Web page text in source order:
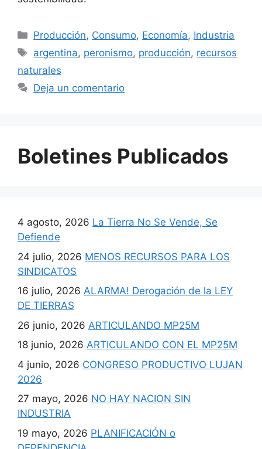
Producción, Consumo, Economía, Industria
argentina, peronismo, producción, recursos
naturales
Deja un comentario
Boletines Publicados
4 agosto, 2026 La Tierra No Se Vende, Se
Defiende
24 julio, 2026 MENOS RECURSOS PARA LOS
SINDICATOS
16 julio, 2026 ALARMA! Derogación de la LEY
DE TIERRAS
26 junio, 2026 ARTICULANDO MP25M
18 junio, 2026 ARTICULANDO CON EL MP25M
4 junio, 2026 CONGRESO PRODUCTIVO LUJAN
2026
27 mayo, 2026 NO HAY NACION SIN
INDUSTRIA
19 mayo, 2026 PLANIFICACIÓN o